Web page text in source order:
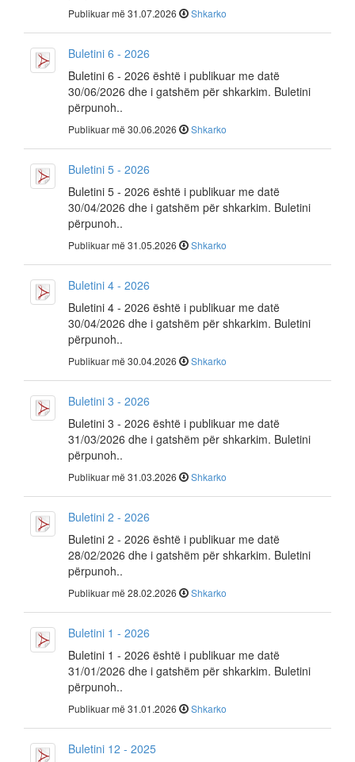
Publikuar më 31.07.2026 Shkarko
Buletini 6 - 2026
Buletini 6 - 2026 është i publikuar me datë
30/06/2026 dhe i gatshëm për shkarkim. Buletini
përpunoh..
Publikuar më 30.06.2026 Shkarko
Buletini 5 - 2026
Buletini 5 - 2026 është i publikuar me datë
30/04/2026 dhe i gatshëm për shkarkim. Buletini
përpunoh..
Publikuar më 31.05.2026 Shkarko
Buletini 4 - 2026
Buletini 4 - 2026 është i publikuar me datë
30/04/2026 dhe i gatshëm për shkarkim. Buletini
përpunoh..
Publikuar më 30.04.2026 Shkarko
Buletini 3 - 2026
Buletini 3 - 2026 është i publikuar me datë
31/03/2026 dhe i gatshëm për shkarkim. Buletini
përpunoh..
Publikuar më 31.03.2026 Shkarko
Buletini 2 - 2026
Buletini 2 - 2026 është i publikuar me datë
28/02/2026 dhe i gatshëm për shkarkim. Buletini
përpunoh..
Publikuar më 28.02.2026 Shkarko
Buletini 1 - 2026
Buletini 1 - 2026 është i publikuar me datë
31/01/2026 dhe i gatshëm për shkarkim. Buletini
përpunoh..
Publikuar më 31.01.2026 Shkarko
Buletini 12 - 2025